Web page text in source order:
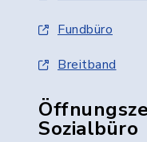
Fundbüro
Breitband
Sozialbüro